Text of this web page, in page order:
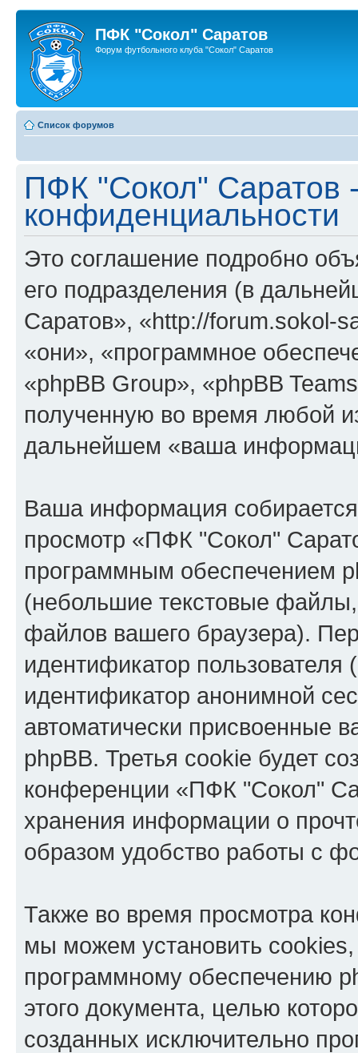
ПФК "Сокол" Саратов
Форум футбольного клуба "Сокол" Саратов
Список форумов
ПФК "Сокол" Саратов
конфиденциальности
Это соглашение подробно
его подразделения (в
Саратов», «http://forum.sokol-
«они», «программное
«phpBB Group», «phpBB
полученную во время любой
дальнейшем «ваша
Ваша информация
просмотр «ПФК "Сокол"
программным обеспечением
(небольшие текстовые
файлов вашего браузера).
идентификатор
идентификатор анонимной
автоматически присвоенные
phpBB. Третья cookie будет
конференции «ПФК "Сокол"
хранения информации о
образом удобство работы с
Также во время просмотра
мы можем установить
программному обеспечению
этого документа, целью
созданных исключительно